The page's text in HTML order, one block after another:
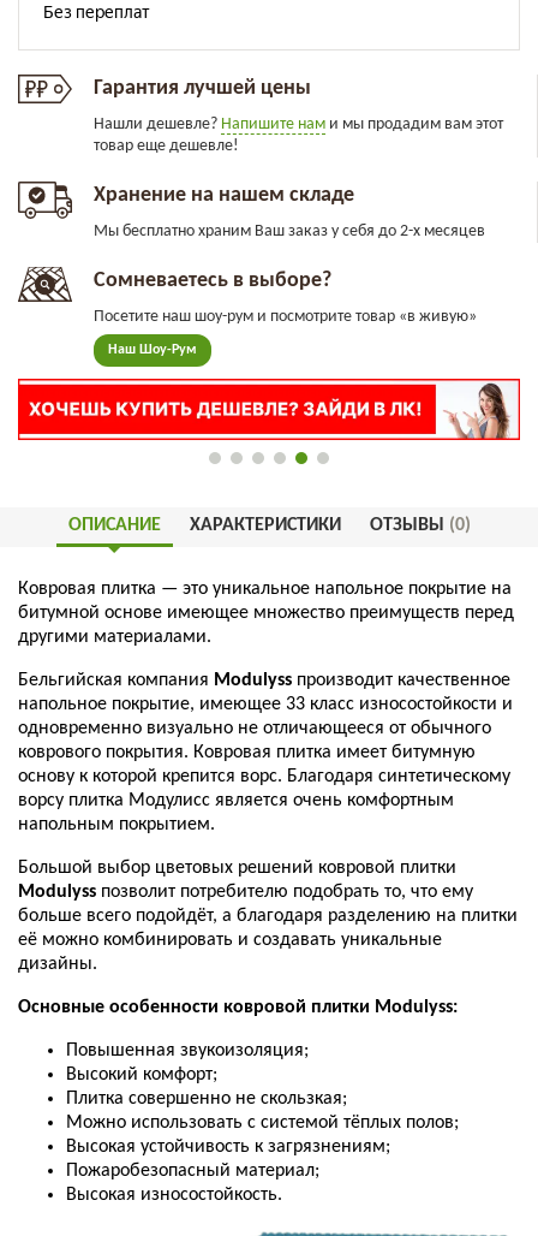
Гарантия лучшей цены
Нашли дешевле? Напишите нам и мы продадим вам этот
товар еще дешевле!
Хранение на нашем складе
Мы бесплатно храним Ваш заказ у себя до 2-х месяцев
Сомневаетесь в выборе?
Посетите наш шоу-рум и посмотрите товар «в живую»
Наш Шоу-Рум
ОПИСАНИЕ ХАРАКТЕРИСТИКИ ОТЗЫВЫ (0)
Ковровая плитка — это уникальное напольное покрытие на
битумной основе имеющее множество преимуществ перед
другими материалами.
Бельгийская компания Мodulyss производит качественное
напольное покрытие, имеющее 33 класс износостойкости и
одновременно визуально не отличающееся от обычного
коврового покрытия. Ковровая плитка имеет битумную
основу к которой крепится ворс. Благодаря синтетическому
ворсу плитка Модулисс является очень комфортным
напольным покрытием.
Большой выбор цветовых решений ковровой плитки
Мodulyss позволит потребителю подобрать то, что ему
больше всего подойдёт, а благодаря разделению на плитки
её можно комбинировать и создавать уникальные
дизайны.
Основные особенности ковровой плитки Мodulyss:
Повышенная звукоизоляция;
Высокий комфорт;
Плитка совершенно не скользкая;
Можно использовать с системой тёплых полов;
Высокая устойчивость к загрязнениям;
Пожаробезопасный материал;
Высокая износостойкость.